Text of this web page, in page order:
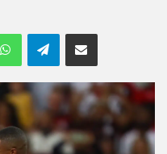
WhatsAppTelegramCompartilhar por e-mail